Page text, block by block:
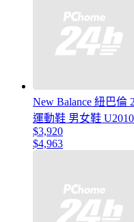
New Balance 紐巴倫
運動鞋 男女鞋
$3,920
$4,963